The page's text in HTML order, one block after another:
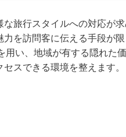
旅行スタイルへの対応が
を訪問客に伝える手段が
い、地域が有する隠れた
スできる環境を整えます。